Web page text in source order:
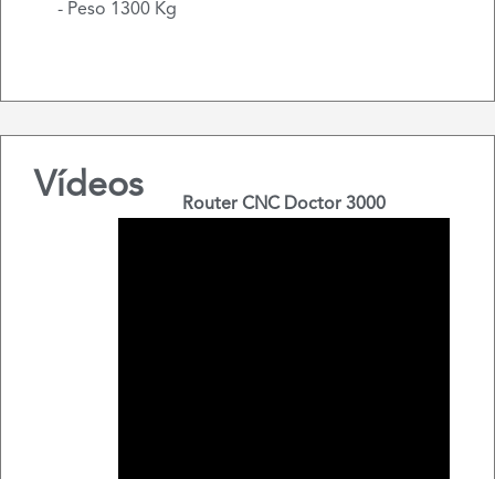
- Peso 1300 Kg
Vídeos Router CNC Doctor 3000